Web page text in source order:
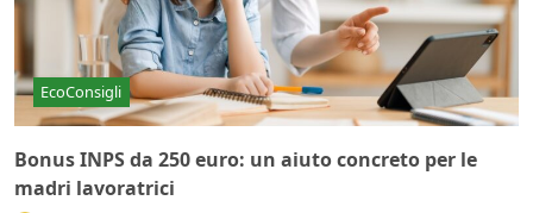
EcoConsigli
Bonus INPS da 250 euro: un aiuto concreto per le
madri lavoratrici